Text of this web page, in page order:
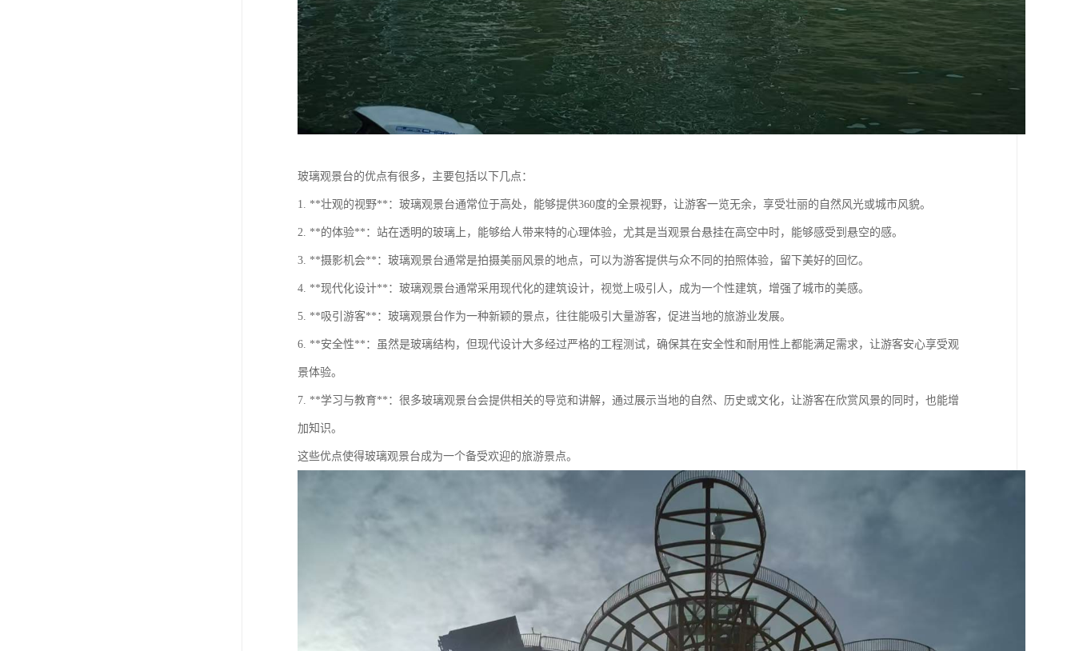
玻璃观景台的优点有很多，主要包括以下几点：
1. **壮观的视野**：玻璃观景台通常位于高处，能够提供360度的全景视野，让游客一览无余，享受壮丽的自然风光或城市风貌。
2. **的体验**：站在透明的玻璃上，能够给人带来特的心理体验，尤其是当观景台悬挂在高空中时，能够感受到悬空的感。
3. **摄影机会**：玻璃观景台通常是拍摄美丽风景的地点，可以为游客提供与众不同的拍照体验，留下美好的回忆。
4. **现代化设计**：玻璃观景台通常采用现代化的建筑设计，视觉上吸引人，成为一个性建筑，增强了城市的美感。
5. **吸引游客**：玻璃观景台作为一种新颖的景点，往往能吸引大量游客，促进当地的旅游业发展。
6. **安全性**：虽然是玻璃结构，但现代设计大多经过严格的工程测试，确保其在安全性和耐用性上都能满足需求，让游客安心享受观
景体验。
7. **学习与教育**：很多玻璃观景台会提供相关的导览和讲解，通过展示当地的自然、历史或文化，让游客在欣赏风景的同时，也能增
加知识。
这些优点使得玻璃观景台成为一个备受欢迎的旅游景点。